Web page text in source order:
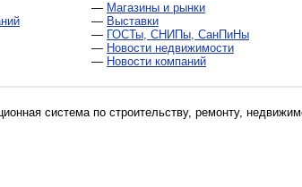
— Магазины и рынки
— Выставки
— ГОСТы, СНИПы, СанПиНы
— Новости недвижимости
— Новости компаний
система по строительству, ремонту,